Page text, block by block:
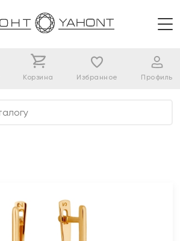
Корзина Избранное Профиль